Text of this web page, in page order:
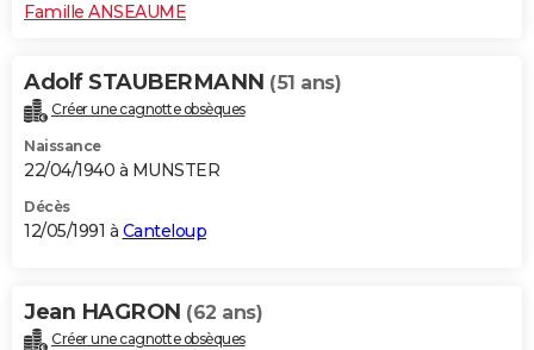
Famille ANSEAUME
Adolf STAUBERMANN (51 ans)
Créer une cagnotte obsèques
Naissance
22/04/1940 à MUNSTER
Décès
12/05/1991 à Canteloup
Jean HAGRON (62 ans)
Créer une cagnotte obsèques